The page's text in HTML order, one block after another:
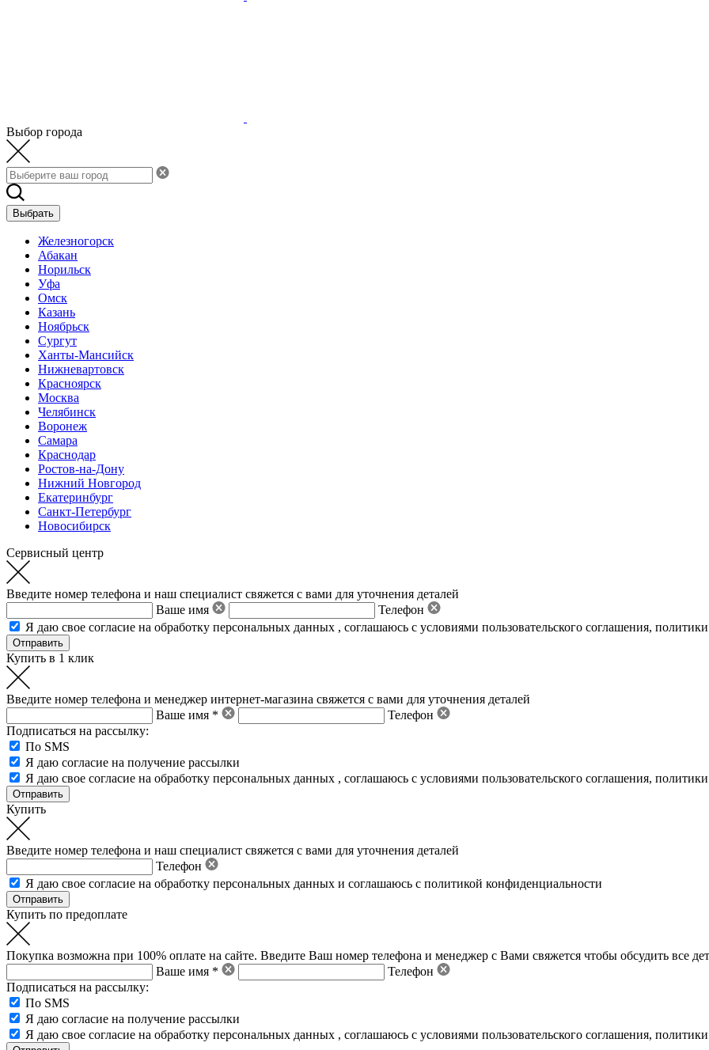
Выбор города
Выбрать
Железногорск
Абакан
Норильск
Уфа
Омск
Казань
Ноябрьск
Сургут
Ханты-Мансийск
Нижневартовск
Красноярск
Москва
Челябинск
Воронеж
Самара
Краснодар
Ростов-на-Дону
Нижний Новгород
Екатеринбург
Санкт-Петербург
Новосибирск
Сервисный центр
Введите номер телефона и наш специалист свяжется с вами для уточнения деталей
Ваше имя
Телефон
Я даю свое согласие на обработку персональных данных , соглашаюсь с условиями пользовательского соглашения,
Купить в 1 клик
Введите номер телефона и менеджер интернет-магазина свяжется с вами для уточнения деталей
Ваше имя *
Телефон
Подписаться на рассылку:
По SMS
Я даю согласие на получение рассылки
Я даю свое согласие на обработку персональных данных , соглашаюсь с условиями пользовательского соглашения,
Купить
Введите номер телефона и наш специалист свяжется с вами для уточнения деталей
Телефон
Я даю свое согласие на обработку персональных данных и соглашаюсь с политикой конфиденциальности
Купить по предоплате
Покупка возможна при 100% оплате на сайте. Введите Ваш номер телефона и менеджер с Вами свяжется чтобы обсудить все
Ваше имя *
Телефон
Подписаться на рассылку:
По SMS
Я даю согласие на получение рассылки
Я даю свое согласие на обработку персональных данных , соглашаюсь с условиями пользовательского соглашения,